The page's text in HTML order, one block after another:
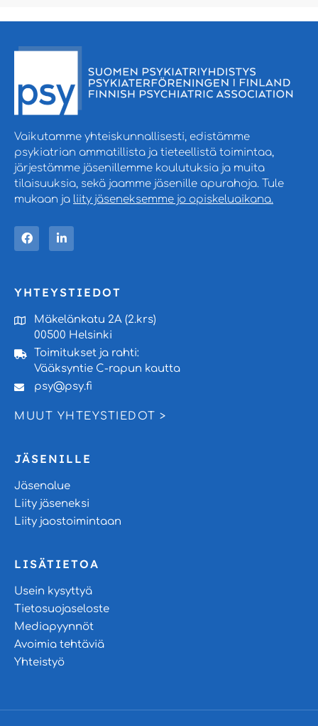
Vaikutamme yhteiskunnallisesti, edistämme
psykiatrian ammatillista ja tieteellistä toimintaa,
järjestämme jäsenillemme koulutuksia ja muita
tilaisuuksia, sekä jaamme jäsenille apurahoja. Tule
mukaan ja liity jäseneksemme jo opiskeluaikana.
YHTEYSTIEDOT
Mäkelänkatu 2A (2.krs)
00500 Helsinki
Toimitukset ja rahti:
Vääksyntie C-rapun kautta
psy@psy.fi
MUUT YHTEYSTIEDOT >
JÄSENILLE
Jäsenalue
Liity jäseneksi
Liity jaostoimintaan
LISÄTIETOA
Usein kysyttyä
Tietosuojaseloste
Mediapyynnöt
Avoimia tehtäviä
Yhteistyö